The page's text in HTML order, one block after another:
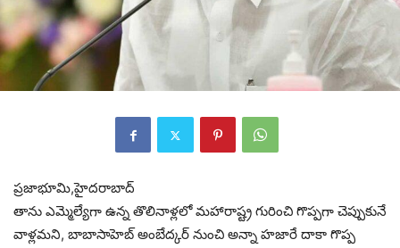
ప్రజాభూమి,హైదరాబాద్‌
తాను ఎమ్మెల్యేగా ఉన్న తొలినాళ్లలో మహారాష్ట్ర గురించి గొప్పగా చెప్పుకునే
వాళ్లమని, బాబాసాహెబ్ అంబేద్కర్ నుంచి అన్నా హజారే దాకా గొప్ప